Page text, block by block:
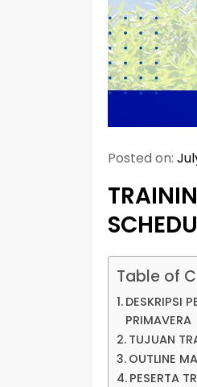
Posted on:
Table of
DESKRIPSI
PRIMAVERA
TUJUAN
OUTLINE
PESERTA